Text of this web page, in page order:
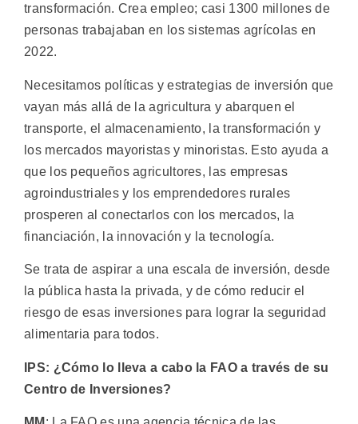
transformación. Crea empleo; casi 1300 millones de
personas trabajaban en los sistemas agrícolas en
2022.
Necesitamos políticas y estrategias de inversión que
vayan más allá de la agricultura y abarquen el
transporte, el almacenamiento, la transformación y
los mercados mayoristas y minoristas. Esto ayuda a
que los pequeños agricultores, las empresas
agroindustriales y los emprendedores rurales
prosperen al conectarlos con los mercados, la
financiación, la innovación y la tecnología.
Se trata de aspirar a una escala de inversión, desde
la pública hasta la privada, y de cómo reducir el
riesgo de esas inversiones para lograr la seguridad
alimentaria para todos.
IPS: ¿Cómo lo lleva a cabo la FAO a través de su
Centro de Inversiones?